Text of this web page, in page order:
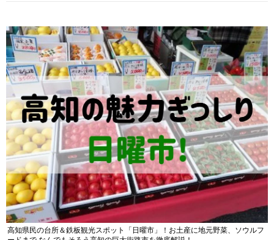
高知県民の台所＆鉄板観光スポット「日曜市」！お土産に地元野菜、ソウルフ